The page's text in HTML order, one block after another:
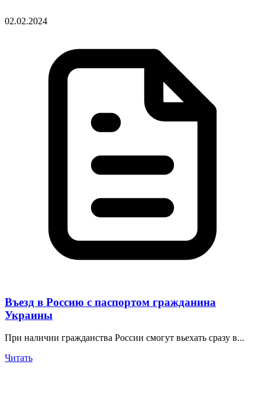
02.02.2024
Въезд в Россию с паспортом гражданина
Украины
При наличии гражданства России смогут вьехать сразу в...
Читать